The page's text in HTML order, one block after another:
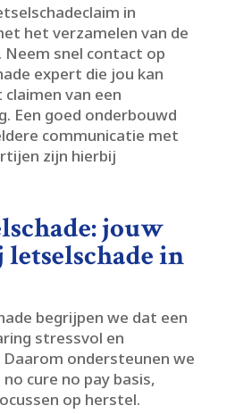
in
het verzamelen van de
snel contact op
expert die jou kan
van een
Een goed onderbouwd
communicatie met
zijn hierbij
jouw
in
begrijpen we dat een
stressvol en
ondersteunen we
cure no pay basis,
op herstel.​